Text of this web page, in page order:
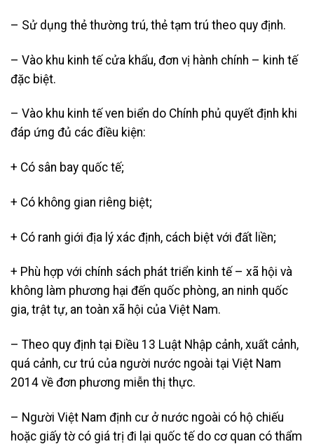
– Sử dụng thẻ thường trú, thẻ tạm trú theo quy định.
– Vào khu kinh tế cửa khẩu, đơn vị hành chính – kinh tế
đặc biệt.
– Vào khu kinh tế ven biển do Chính phủ quyết định khi
đáp ứng đủ các điều kiện:
+ Có sân bay quốc tế;
+ Có không gian riêng biệt;
+ Có ranh giới địa lý xác định, cách biệt với đất liền;
+ Phù hợp với chính sách phát triển kinh tế – xã hội và
không làm phương hại đến quốc phòng, an ninh quốc
gia, trật tự, an toàn xã hội của Việt Nam.
– Theo quy định tại Điều 13 Luật Nhập cảnh, xuất cảnh,
quá cảnh, cư trú của người nước ngoài tại Việt Nam
2014 về đơn phương miễn thị thực.
– Người Việt Nam định cư ở nước ngoài có hộ chiếu
hoặc giấy tờ có giá trị đi lại quốc tế do cơ quan có thẩm